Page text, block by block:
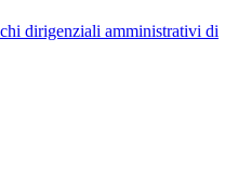
dirigenziali amministrativi di